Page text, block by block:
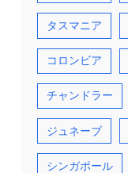
タスマニア
コロンビア
チャンドラー
ジュネーブ
シンガポール